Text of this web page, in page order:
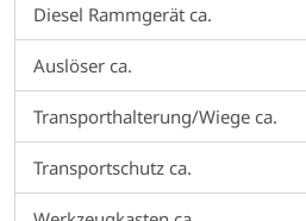
Diesel Rammgerät ca.
Auslöser ca.
Transporthalterung/Wiege ca.
Transportschutz ca.